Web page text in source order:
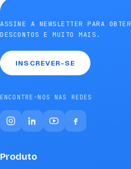
ASSINE A NEWSLETTER PARA OBTER
DESCONTOS E MUITO MAIS.
INSCREVER-SE
ENCONTRE-NOS NAS REDES
Produto